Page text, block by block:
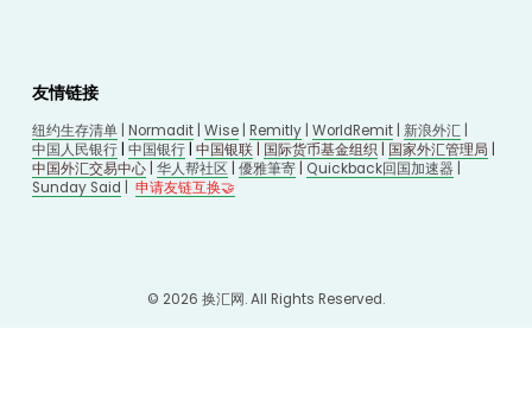
友情链接
纽约生存清单 | Normadit | Wise | Remitly | WorldRemit | 新浪外汇 |
中国人民银行 | 中国银行 | 中国银联 | 国际货币基金组织 | 国家外汇管理局
中国外汇交易中心 | 华人帮社区 | 優雅筆寄 Quickback回国加速器
Sunday Said
申请友链互换🤝
© 2026 换汇网. All Rights Reserved.